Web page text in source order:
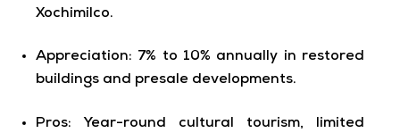
Xochimilco.
Appreciation: 7% to 10% annually in restored
buildings and presale developments.
Pros: Year-round cultural tourism, limited